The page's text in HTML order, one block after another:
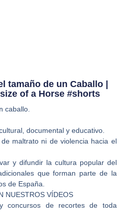
tamaño de un Caballo |
of a Horse #shorts
caballo.
documental y educativo.
maltrato ni de violencia hacia el
y difundir la cultura popular del
que forman parte de la
de España.
NUESTROS VÍDEOS
concursos de recortes de toda